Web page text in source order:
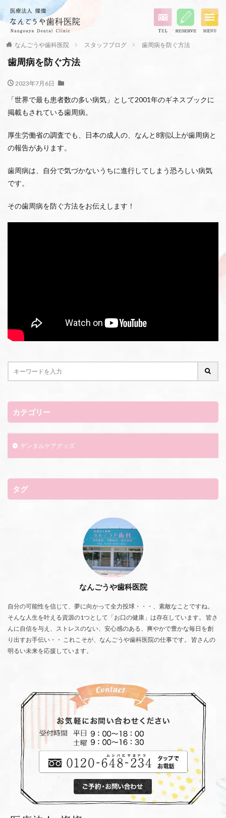
なんごうや歯科医院 スタッフブログ 歯周病を防ぐ方法
歯周病を防ぐ方法
2023年7月6日
「世界で最も患者数の多い病気」として2001年のギネスブックに
掲載もされている歯周病。
厚生労働省の調査でも、日本の成人の、なんと8割以上が歯周病と
の報告があります。
⻭周病は、⾃分で気づかないうちに進⾏してしまう恐ろしい病気
です。
その歯周病を防ぐ方法をお伝えします！
カテゴリー
デンタルケアグッズ
タグ
なんごうや歯科医院
自分の可能性を信じて、夢に向かって全力投球・・・、素敵なことですね。
そんな人生を叶える資源の1つとして「お口の健康」は存在しています。 皆さ
んに自信を与え、ストレスのない、安心感のある、爽やかで豊かな毎日を創
り出すお手伝い・・ これこそが、なんごうや歯科医院の仕事です。 皆さんの
明るい未来を応援しています。